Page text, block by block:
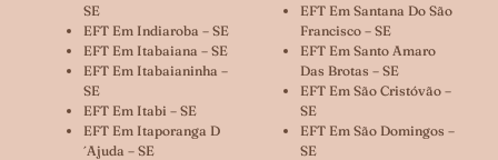
SE
EFT Em Indiaroba – SE
EFT Em Itabaiana – SE
EFT Em Itabaianinha –
SE
EFT Em Itabi – SE
EFT Em Itaporanga D
´ajuda – SE
EFT Em Santana Do São
Francisco – SE
EFT Em Santo Amaro
Das Brotas – SE
EFT Em São Cristóvão –
SE
EFT Em São Domingos –
SE